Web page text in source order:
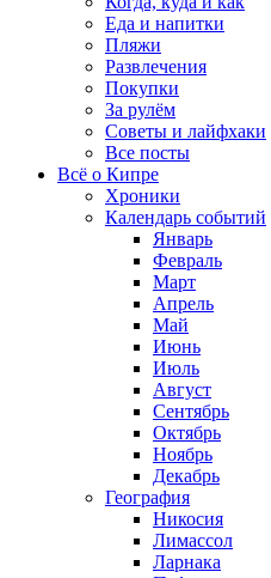
Еда и напитки
Пляжи
Развлечения
Покупки
За рулём
Советы и лайфхаки
Все посты
Всё о Кипре
Хроники
Календарь событий
Январь
Февраль
Март
Апрель
Май
Июнь
Июль
Август
Сентябрь
Октябрь
Ноябрь
Декабрь
География
Никосия
Лимассол
Ларнака